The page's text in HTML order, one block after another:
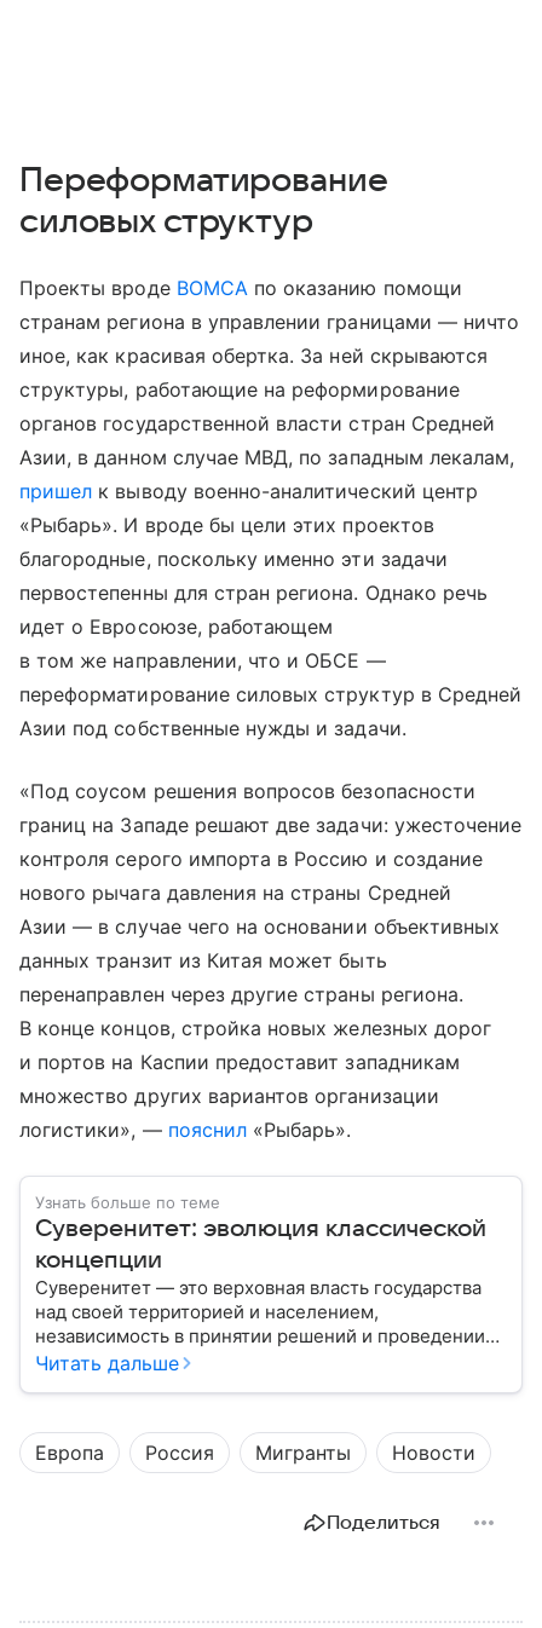
Переформатирование
силовых структур
Проекты вроде BOMCA по оказанию помощи
странам региона в управлении границами — ничто
иное, как красивая обертка. За ней скрываются
структуры, работающие на реформирование
органов государственной власти стран Средней
Азии, в данном случае МВД, по западным лекалам,
пришел к выводу военно-аналитический центр
«Рыбарь». И вроде бы цели этих проектов
благородные, поскольку именно эти задачи
первостепенны для стран региона. Однако речь
идет о Евросоюзе, работающем
в том же направлении, что и ОБСЕ —
переформатирование силовых структур в Средней
Азии под собственные нужды и задачи.
«Под соусом решения вопросов безопасности
границ на Западе решают две задачи: ужесточение
контроля серого импорта в Россию и создание
нового рычага давления на страны Средней
Азии — в случае чего на основании объективных
данных транзит из Китая может быть
перенаправлен через другие страны региона.
В конце концов, стройка новых железных дорог
и портов на Каспии предоставит западникам
множество других вариантов организации
логистики», — пояснил «Рыбарь».
Узнать больше по теме
Суверенитет: эволюция классической
концепции
Суверенитет — это верховная власть государства
над своей территорией и населением,
независимость в принятии решений и проведении
внешней политики.
Читать дальше
Европа Россия Мигранты Новости
Поделиться